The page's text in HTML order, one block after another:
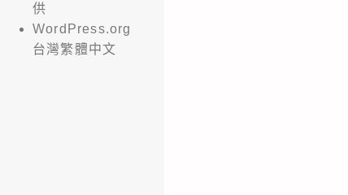
供
WordPress.org
台灣繁體中文